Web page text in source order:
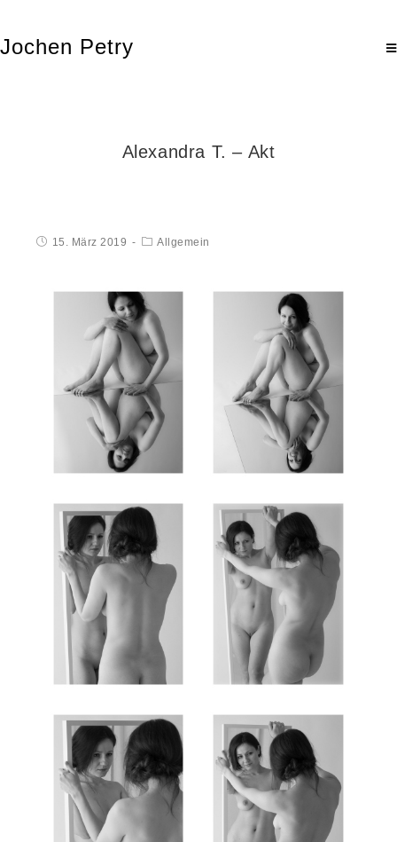
Jochen Petry
Alexandra T. – Akt
15. März 2019 Allgemein